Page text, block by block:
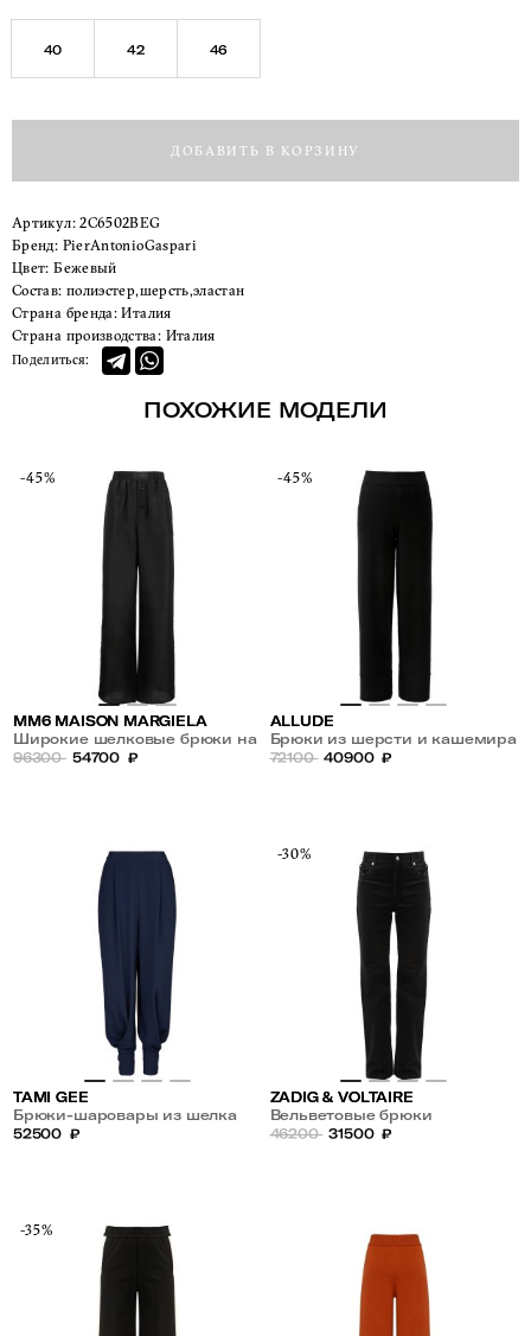
40 42 46
ДОБАВИТЬ В КОРЗИНУ
Артикул:2C6502BEG
Бренд:
PierAntonioGaspari
Цвет:
Бежевый
Состав: полиэстер,шерсть,эластан
Страна бренда: Италия
Страна производства: Италия
Поделиться:
ПОХОЖИЕ МОДЕЛИ
-45%
MM6 MAISON MARGIELA
Широкие шелковые брюки на
резинке
96300 54700 ₽
-45%
ALLUDE
Брюки из шерсти и кашемира
72100 40900 ₽
TAMI GEE
Брюки-шаровары из шелка
52500 ₽
-30%
ZADIG & VOLTAIRE
Вельветовые брюки
46200 31500 ₽
-35%